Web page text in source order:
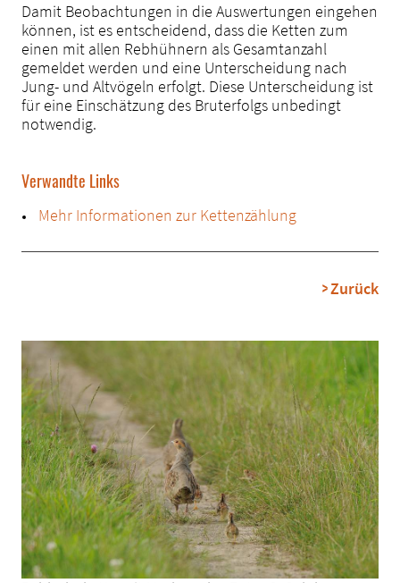
Damit Beobachtungen in die Auswertungen eingehen
können, ist es entscheidend, dass die Ketten zum
einen mit allen Rebhühnern als Gesamtanzahl
gemeldet werden und eine Unterscheidung nach
Jung- und Altvögeln erfolgt. Diese Unterscheidung ist
für eine Einschätzung des Bruterfolgs unbedingt
notwendig.
Verwandte Links
Mehr Informationen zur Kettenzählung
Zurück